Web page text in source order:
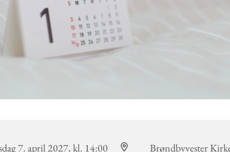
7. april 2027, kl. 14:00 Brøndbyvester